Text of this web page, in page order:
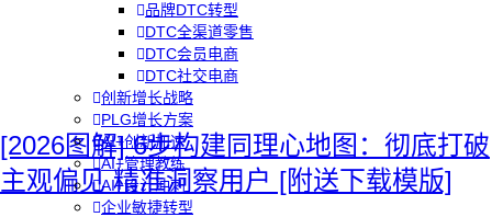
品牌DTC转型
DTC全渠道零售
DTC会员电商
DTC社交电商
创新增长战略
PLG增长方案
AI+创新加速
AI+管理教练
AI+设计冲刺
企业敏捷转型
[2026图解] 6步构建同理心地图：彻底打破
主观偏见 精准洞察用户 [附送下载模版]